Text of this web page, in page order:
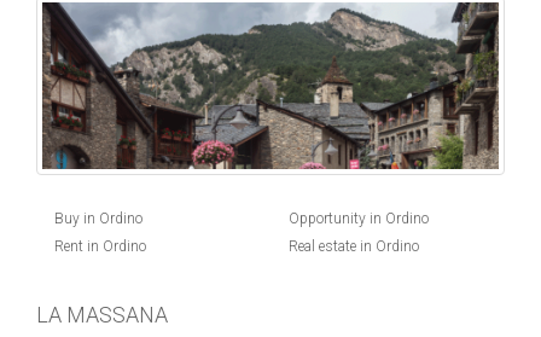
Buy in Ordino
Rent in Ordino
Opportunity in Ordino
Real estate in Ordino
LA MASSANA